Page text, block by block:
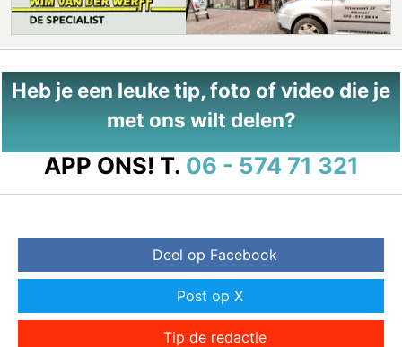
Heb je een leuke tip, foto of video die je
met ons wilt delen?
APP ONS! T. 06 - 574 71 321
Deel op Facebook
Post op X
Tip de redactie